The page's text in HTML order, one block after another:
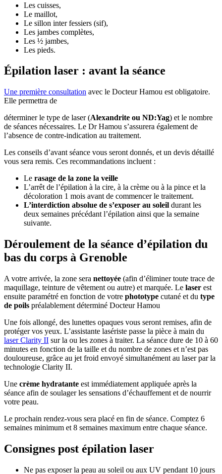
Les cuisses,
Le maillot,
Le sillon inter fessiers (sif),
Les jambes complètes,
Les ½ jambes,
Les pieds.
Épilation laser : avant la séance
Une première consultation avec le Docteur Hamou est obligatoire.
Elle permettra de
déterminer le type de laser (Alexandrite ou ND:Yag) et le nombre
de séances nécessaires. Le Dr Hamou s’assurera également de
l’absence de contre-indication au traitement.
Les conseils d’avant séance vous seront donnés, et un devis détaillé
vous sera remis. Ces recommandations incluent :
Le rasage de la zone la veille
L’arrêt de l’épilation à la cire, à la crème ou à la pince et la
décoloration 1 mois avant de commencer le traitement.
L’interdiction absolue de s’exposer au soleil durant les
deux semaines précédant l’épilation ainsi que la semaine
suivante.
Déroulement de la séance d’épilation du
bas du corps à Grenoble
A votre arrivée, la zone sera nettoyée (afin d’éliminer toute trace de
maquillage, teinture de vêtement ou autre) et marquée. Le laser est
ensuite paramétré en fonction de votre phototype cutané et du type
de poils préalablement déterminé Docteur Hamou
Une fois allongé, des lunettes opaques vous seront remises, afin de
protéger vos yeux. L’assistante lasériste passe la pièce à main du
laser Clarity II sur la ou les zones à traiter. La séance dure de 10 à 60
minutes en fonction de la taille et du nombre de zones et n’est pas
douloureuse, grâce au jet froid envoyé simultanément au laser par la
technologie Clarity II.
Une crème hydratante est immédiatement appliquée après la
séance afin de soulager les sensations d’échauffement et de nourrir
votre peau.
Le prochain rendez-vous sera placé en fin de séance. Comptez 6
semaines minimum et 8 semaines maximum entre chaque séance.
Consignes post épilation laser
Ne pas exposer la peau au soleil ou aux UV pendant 10 jours